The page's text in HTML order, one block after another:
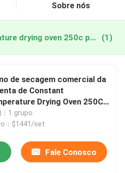
Sobre nós
constant temperature drying oven 250c pepper fabricação online (1)
de secagem comercial da
de Constant
Drying Oven 250C
dobro
：1 grupo
：$1441/set
Fale Conosco